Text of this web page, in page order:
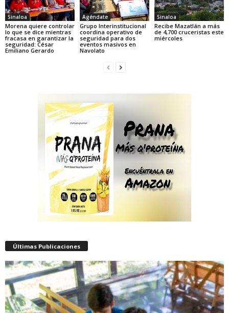
Sinaloa
Morena quiere controlar
lo que se dice mientras
fracasa en garantizar la
seguridad: César
Emiliano Gerardo
Agéndate
Grupo Interinstitucional
coordina operativo de
seguridad para dos
eventos masivos en
Navolato
Sinaloa
Recibe Mazatlán a más
de 4,700 cruceristas este
miércoles
Últimas Publicaciones